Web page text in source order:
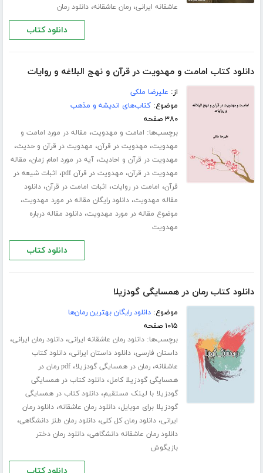
عاشقانه ایرانی،رمان عاشقانه،دانلود رمان
دانلود کتاب
دانلود کتاب امامت و مهدویت در قرآن و نهج البلاغه و روایات
از: علیرضا ملکی
موضوع:کتاب‌های اندیشه و مذهب
۳۸۰ صفحه
برچسب‌ها: امامت و مهدویت، مقاله در مورد امامت و
مهدویت، مهدویت در قرآن، مهدویت در قرآن و حدیث،
مهدویت در قرآن و احادیث،آیه در مورد امام زمان، مقاله
مهدویت در قرآن، مهدویت در قرآن pdf ، اثبات شیعه در
قرآن، امامت در روایات، اثبات امامت در قرآن،دانلود
مقاله مهدویت،دانلود رایگان مقاله در مورد مهدویت،
موضوع مقاله در مورد مهدویت،دانلود مقاله درباره
مهدویت
دانلود کتاب
دانلود کتاب رمان در همسایگی گودزیلا
موضوع:دانلود رایگان بهترین رمان‌ها
۱۰۱۵ صفحه
برچسب‌ها:دانلود رمان عاشقانه ایرانی،دانلود رمان ایرانی،
داستان فارسی،دانلود داستان ایرانی،دانلود کتاب
عاشقانه،رمان در همسایگی گودزیلا،
pdf رمان در
همسایگی گودزیلا کامل،دانلود کتاب در همسایگی
گودزیلا با لینک مستقیم،دانلود کتاب در همسایگی
گودزیلا برای موبایل،دانلود رمان عاشقانه،دانلود رمان
ایرانی،دانلود رمان کل کلی،دانلود رمان طنز دانشگاهی،
دانلود رمان عاشقانه دانشگاهی،دانلود رمان دختر
بازیگوش